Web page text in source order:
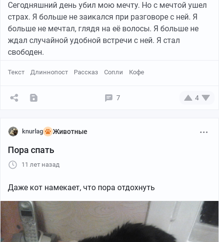
Сегодняшний день убил мою мечту. Но с мечтой ушел
страх. Я больше не заикался при разговоре с ней. Я
больше не мечтал, глядя на её волосы. Я больше не
ждал случайной удобной встречи с ней. Я стал
свободен.
Текст Длиннопост Рассказ Сопли Кофе
7 4
knurlag Животные
Пора спать
11 лет назад
Даже кот намекает, что пора отдохнуть